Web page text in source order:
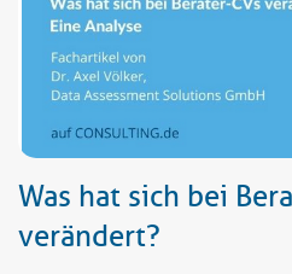
Was hat sich bei
verändert?